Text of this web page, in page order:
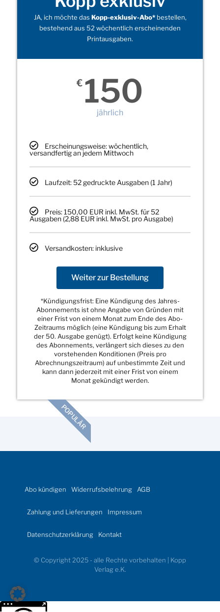
JA, ich möchte das Kopp-exklusiv-Abo*bestellen,
bestehend aus 52 wöchentlich erscheinenden
Printausgaben.
€ 150
jährlich
Erscheinungsweise: wöchentlich,
versandfertig an jedem Mittwoch
Laufzeit: 52 gedruckte Ausgaben (1 Jahr)
Preis: 150,00 EUR inkl. MwSt. für 52
Ausgaben (2,88 EUR inkl. MwSt. pro Ausgabe)
Versandkosten: inklusive
Weiter zur Bestellung
*Kündigungsfrist: Eine Kündigung des Jahres-
Abonnements ist ohne Angabe von Gründen mit
einer Frist von einem Monat zum Ende des Abo-
Zeitraums möglich (eine Kündigung bis zum Erhalt
der 50. Ausgabe genügt). Erfolgt keine Kündigung
des Abonnements, verlängert sich dieses zu den
vorstehenden Konditionen (Preis pro
Abrechnungszeitraum) auf unbestimmte Zeit und
kann dann jederzeit mit einer Frist von einem
Monat gekündigt werden.
POPULÄR
Abo kündigen Widerrufsbelehrung AGB
Zahlung und Lieferungen Impressum
Datenschutzerklärung Kontakt
© Copyright 2025 - alle Rechte vorbehalten | Kopp
Verlag e.K.
Weitere Informationen über den gesperrten Inhalt.